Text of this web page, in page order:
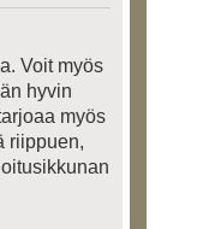
Voit myös
hyvin
myös
riippuen,